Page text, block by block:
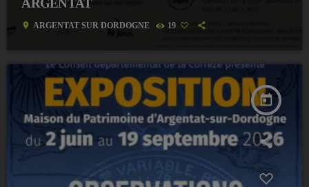
ARGENTAT
location_on ARGENTAT SUR DORDOGNE 19
today